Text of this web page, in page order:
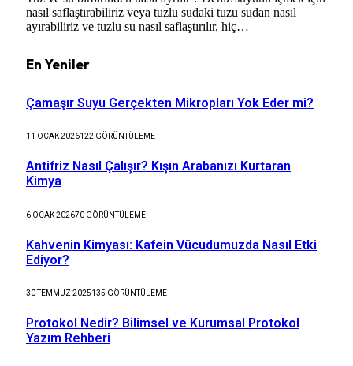
nasıl saflaştırabiliriz veya tuzlu sudaki tuzu sudan nasıl
ayırabiliriz ve tuzlu su nasıl saflaştırılır, hiç…
En Yeniler
Çamaşır Suyu Gerçekten Mikropları Yok Eder mi?
11 OCAK 2026122 GÖRÜNTÜLEME
Antifriz Nasıl Çalışır? Kışın Arabanızı Kurtaran
Kimya
6 OCAK 202670 GÖRÜNTÜLEME
Kahvenin Kimyası: Kafein Vücudumuzda Nasıl Etki
Ediyor?
30 TEMMUZ 2025135 GÖRÜNTÜLEME
Protokol Nedir? Bilimsel ve Kurumsal Protokol
Yazım Rehberi